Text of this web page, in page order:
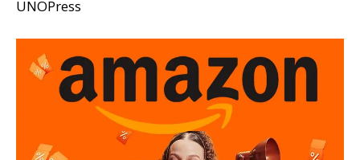
UNOPress